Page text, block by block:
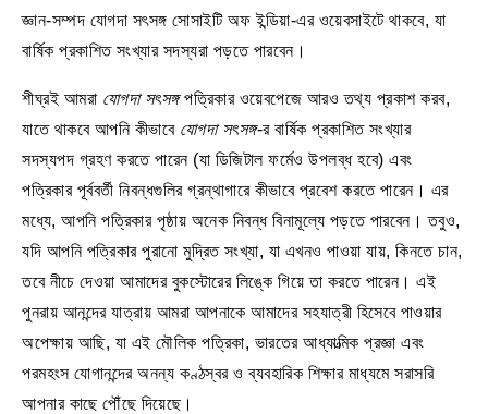
জ্ঞান-সম্পদ যোগদা সৎসঙ্গ সোসাইটি অফ ইন্ডিয়া-এর ওয়েবসাইটে থাকবে, যা
বার্ষিক প্রকাশিত সংখ্যার সদস্যরা পড়তে পারবেন।
শীঘ্রই আমরা যোগদা সৎসঙ্গপত্রিকার ওয়েবপেজে আরও তথ্য প্রকাশ করব,
যাতে থাকবে আপনি কীভাবেযোগদা সৎসঙ্গ-র বার্ষিক প্রকাশিত সংখ্যার
সদস্যপদ গ্রহণ করতে পারেন (যা ডিজিটাল ফর্মেও উপলব্ধ হবে) এবং
পত্রিকার পূর্ববর্তী নিবন্ধগুলির গ্রন্থাগারে কীভাবে প্রবেশ করতে পারেন। এর
মধ্যে, আপনি পত্রিকার পৃষ্ঠায় অনেক নিবন্ধ বিনামূল্যে পড়তে পারবেন। তবুও,
যদি আপনি পত্রিকার পুরানো মুদ্রিত সংখ্যা, যা এখনও পাওয়া যায়, কিনতে চান,
তবে নীচে দেওয়া আমাদের বুকস্টোরের লিঙ্কে গিয়ে তা করতে পারেন। এই
পুনরায় আনন্দের যাত্রায় আমরা আপনাকে আমাদের সহযাত্রী হিসেবে পাওয়ার
অপেক্ষায় আছি, যা এই মৌলিক পত্রিকা, ভারতের আধ্যাত্মিক প্রজ্ঞা এবং
পরমহংস যোগানন্দের অনন্য কণ্ঠস্বর ও ব্যবহারিক শিক্ষার মাধ্যমে সরাসরি
আপনার কাছে পৌঁছে দিয়েছে।